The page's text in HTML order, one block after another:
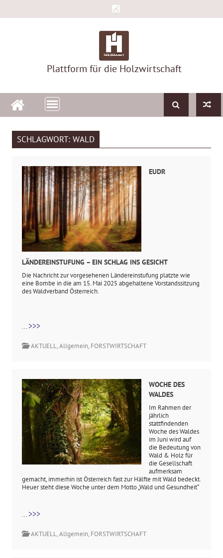
to
Plattform für die Holzwirtschaft
SCHLAGWORT:WALD
EUDR
LÄNDEREINSTUFUNG – EIN SCHLAG INS GESICHT
Die Nachricht zur vorgesehenen Ländereinstufung platzte wie
eine Bombe in die am 15. Mai 2025 abgehaltene Vorstandssitzung
des Waldverband Österreich.
... >>>
AKTUELL,Allgemein, FORSTWIRTSCHAFT
WOCHE DES
WALDES
Im Rahmen der
jährlich
stattfindenden
Woche des Waldes
im Juni wird auf
die Bedeutung von
Wald & Holz für
die Gesellschaft
aufmerksam
gemacht, immerhin ist Österreich fast zur Hälfte mit Wald bedeckt.
Heuer steht diese Woche unter dem Motto „Wald und Gesundheit“
... >>>
AKTUELL,Allgemein, FORSTWIRTSCHAFT